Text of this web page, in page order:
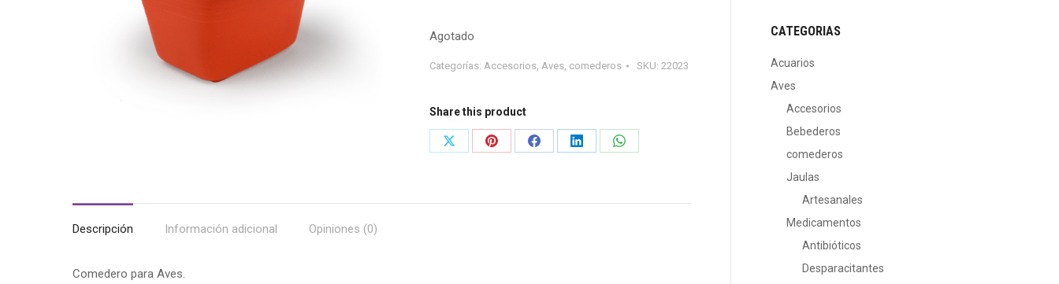
Agotado
Categorías: Accesorios, Aves, comederos SKU: 22023
Share this product
Share
Share
Share
Share
Share
Descripción Información adicional Opiniones (0)
Comedero para Aves.
CATEGORIAS
Acuarios
Aves
Accesorios
Bebederos
comederos
Jaulas
Artesanales
Medicamentos
Antibióticos
Desparacitantes